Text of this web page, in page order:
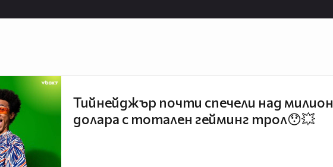
Тийнейджър почти спечели над милион
долара с тотален гейминг трол😯💥